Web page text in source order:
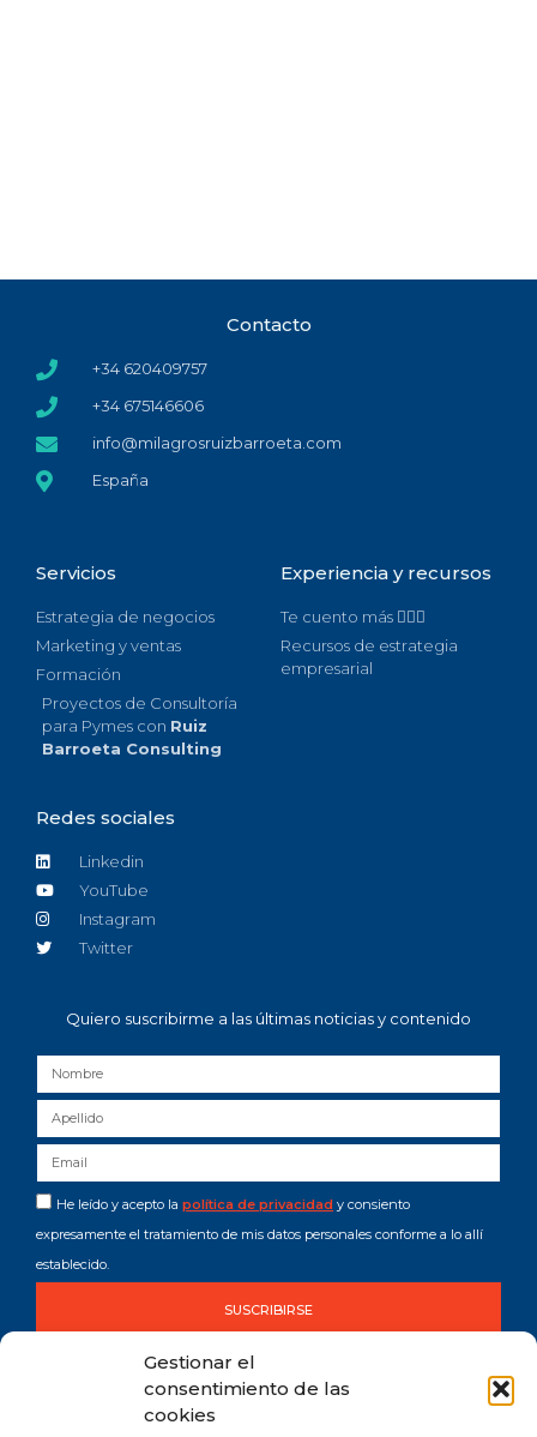
Gestionar el
consentimiento de las
cookies
Contacto
+34 620409757
+34 675146606
info@milagrosruizbarroeta.com
España
Servicios
Estrategia de negocios
Marketing y ventas
Formación
Proyectos de Consultoría
para Pymes con Ruiz
Barroeta Consulting
Experiencia y recursos
Te cuento más 🙋🏻‍♀️
Recursos de estrategia
empresarial
Redes sociales
Linkedin
YouTube
Instagram
Twitter
Quiero suscribirme a las últimas noticias y contenido
He leído y acepto la política de privacidad y consiento
expresamente el tratamiento de mis datos personales conforme a lo allí
establecido.
SUSCRIBIRSE